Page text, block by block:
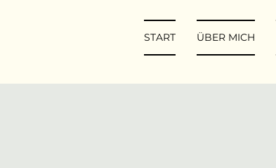
START ÜBER MICH